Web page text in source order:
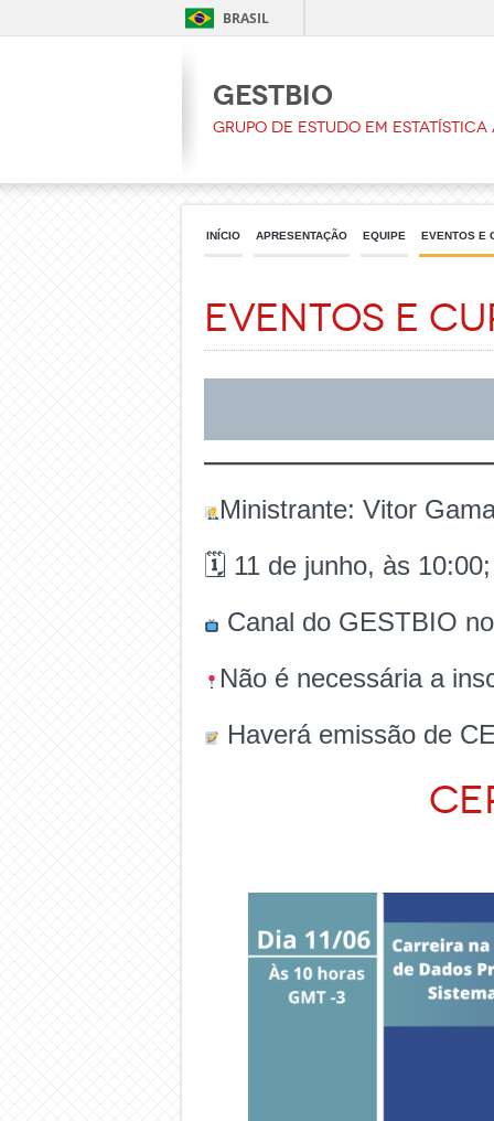
BRASIL
GESTBIO
Grupo de Estudo em
INÍCIO APRESENTAÇÃO EQUIPE EVENTOS E
Eventos e
Ministrante: Vitor
🗓 11 de junho, às 10:00;
Canal do GESTBIO
Não é necessária a
Haverá emissão de